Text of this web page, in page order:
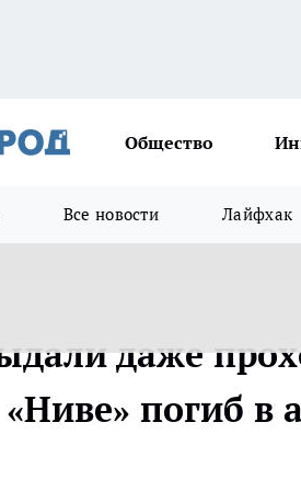
Общество
Все новости Лайфхак
даже
погиб в